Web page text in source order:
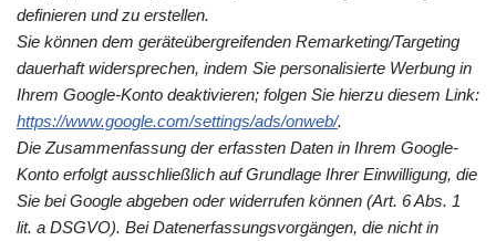
definieren und zu erstellen.
Sie können dem geräteübergreifenden Remarketing/Targeting
dauerhaft widersprechen, indem Sie personalisierte Werbung in
Ihrem Google-Konto deaktivieren; folgen Sie hierzu diesem Link:
https://www.google.com/settings/ads/onweb/.
Die Zusammenfassung der erfassten Daten in Ihrem Google-
Konto erfolgt ausschließlich auf Grundlage Ihrer Einwilligung, die
Sie bei Google abgeben oder widerrufen können (Art. 6 Abs. 1
lit. a DSGVO). Bei Datenerfassungsvorgängen, die nicht in